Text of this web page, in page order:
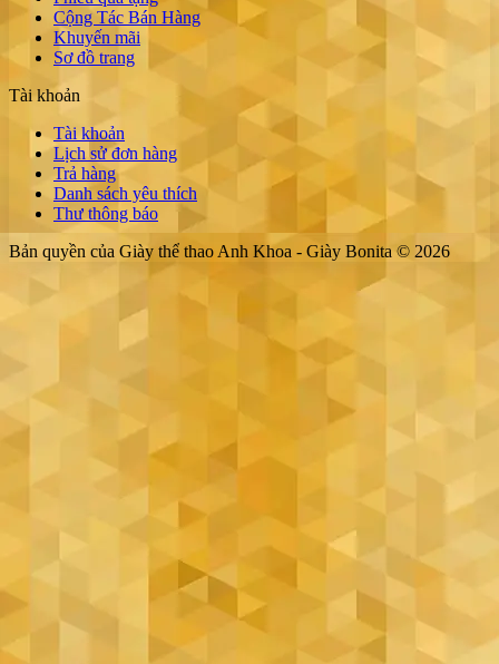
Cộng Tác Bán Hàng
Khuyến mãi
Sơ đồ trang
Tài khoản
Tài khoản
Lịch sử đơn hàng
Trả hàng
Danh sách yêu thích
Thư thông báo
Bản quyền của Giày thể thao Anh Khoa - Giày Bonita © 2026